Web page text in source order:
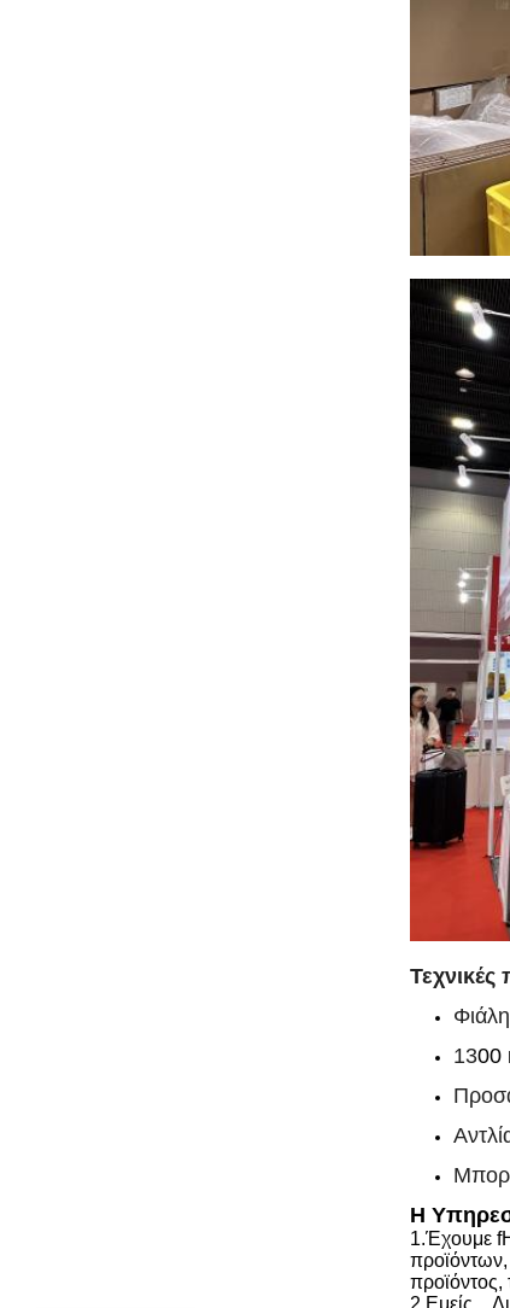
1300
Η
1.Έχουμε f
προϊόντος,
2. Εμείς...